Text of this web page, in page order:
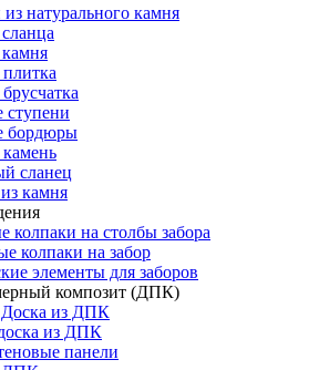
натурального камня
ступени
бордюры
сланец
камня
колпаки на столбы забора
колпаки на забор
элементы для заборов
композит (ДПК)
Доска из ДПК
из ДПК
панели